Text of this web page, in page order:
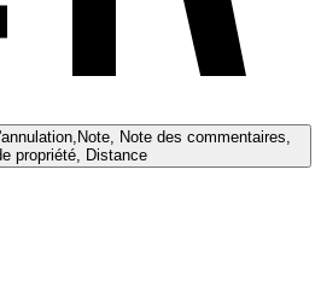
Note des commentaires,
propriété, Distance